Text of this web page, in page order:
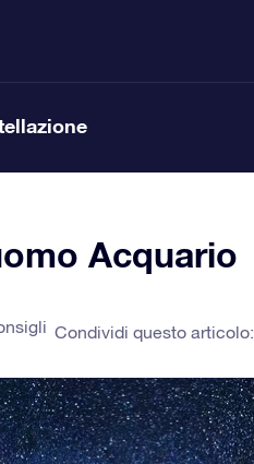
Acquario
Condividi questo articolo: